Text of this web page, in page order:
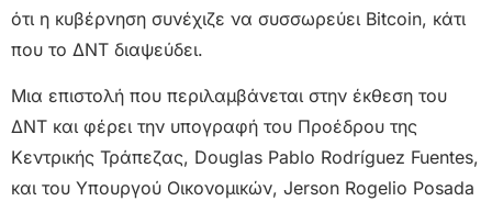
ότι η κυβέρνηση συνέχιζε να συσσωρεύει Bitcoin, κάτι
που το ΔΝΤ διαψεύδει.
Μια επιστολή που περιλαμβάνεται στην έκθεση του
ΔΝΤ και φέρει την υπογραφή του Προέδρου της
Κεντρικής Τράπεζας, Douglas Pablo Rodríguez Fuentes,
και του Υπουργού Οικονομικών, Jerson Rogelio Posada